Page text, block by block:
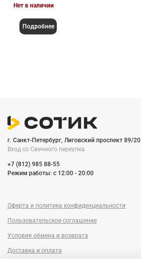
Нет в наличии
Подробнее
г. Санкт-Петербург, Лиговский проспект 89/20
Вход со Cвечного переулка
+7 (812) 985 88-55
Режим работы: c 12:00 - 20:00
Оферта и политика конфиденциальности
Пользовательское соглашение
Условия обмена и возврата
Доставка и оплата